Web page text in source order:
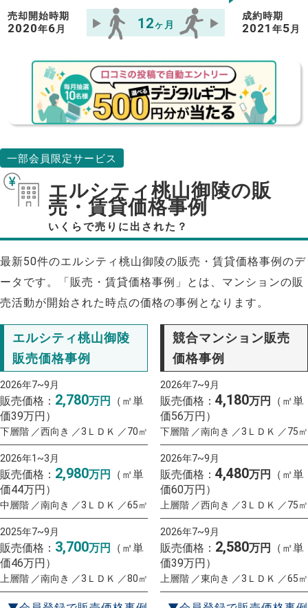
売却開始時期
2020年6 月 12ヶ月
成約時期
2021 年5 月
一部会員限定サービス
エルシティ桃山御陵の販
売・賃貸価格事例
いくらで売りに出された？
最新50件のエルシティ桃山御陵の販売・賃貸価格事例のデ
ータです。「販売・賃貸価格事例」とは、マンションの販
売活動が開始された時点の価格の事例となります。
エルシティ桃山御陵
販売価格事例
2026年7~9月
販売価格： 2,780万円
（㎡単
価39万円）
下層階 ／西向き ／3ＬＤＫ ／70㎡
2026年1~3月
販売価格： 2,980万円
（㎡単
価44万円）
中層階 ／南向き ／3ＬＤＫ ／65㎡
2025年7~9月
販売価格： 3,700万円
（㎡単
価46万円）
上層階 ／南向き ／3ＬＤＫ ／80㎡
競合マンション販売
価格事例
2026年7~9月
販売価格： 4,180万円
（㎡単
価56万円）
下層階 ／南向き ／3ＬＤＫ ／75㎡
2026年7~9月
販売価格： 4,480万円
（㎡単
価60万円）
上層階 ／西向き ／3ＬＤＫ ／75㎡
2026年7~9月
販売価格： 2,580万円
（㎡単
価39万円）
上層階 ／東向き ／3ＬＤＫ ／65㎡